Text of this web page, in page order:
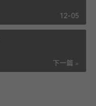
12-05
下一篇 »